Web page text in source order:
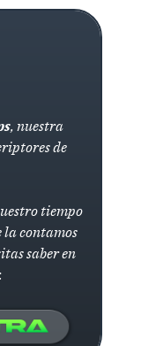
, nuestra
de
tiempo
la contamos
saber en